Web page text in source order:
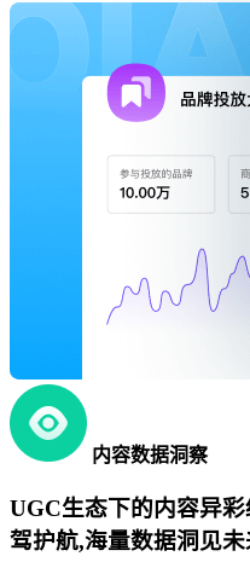
内容数据洞察
UGC生态下的内容异
驾护航,海量数据洞见未